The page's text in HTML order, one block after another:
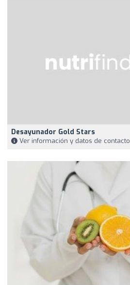
Desayunador Gold Stars
Ver información y datos de contacto